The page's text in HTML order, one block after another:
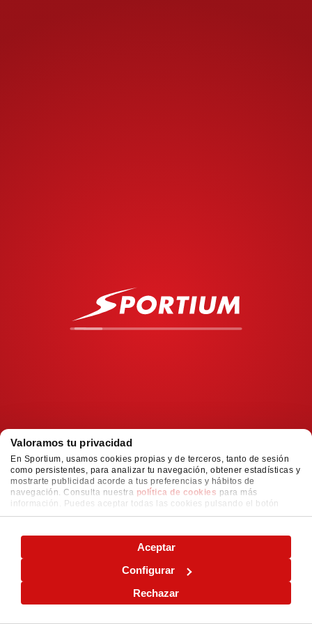
Valoramos tu privacidad
En Sportium, usamos cookies propias y de terceros, tanto de sesión
como persistentes, para analizar tu navegación, obtener estadísticas y
mostrarte publicidad acorde a tus preferencias y hábitos de
navegación. Consulta nuestra política de cookies para más
información. Puedes aceptar todas las cookies pulsando el botón
"ACEPTAR" o configurarlas o rechazar su uso pulsando el botón
Aceptar
Configurar
Rechazar